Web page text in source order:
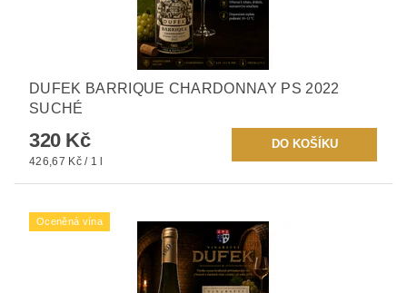
DUFEK BARRIQUE CHARDONNAY PS 2022
SUCHÉ
320 Kč
426,67 Kč / 1 l
Oceněná vína